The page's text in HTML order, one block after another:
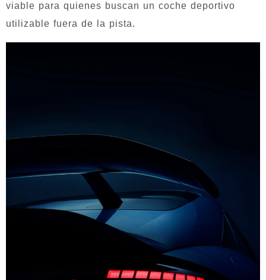
viable para quienes buscan un coche deportivo
utilizable fuera de la pista.